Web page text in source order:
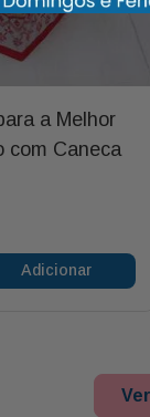
a Melhor
com Caneca
Adicionar